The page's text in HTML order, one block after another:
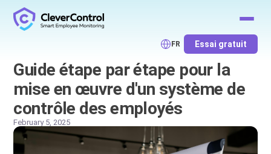
FR Essai gratuit
Guide étape par étape pour la
mise en œuvre d'un système de
contrôle des employés
February 5, 2025